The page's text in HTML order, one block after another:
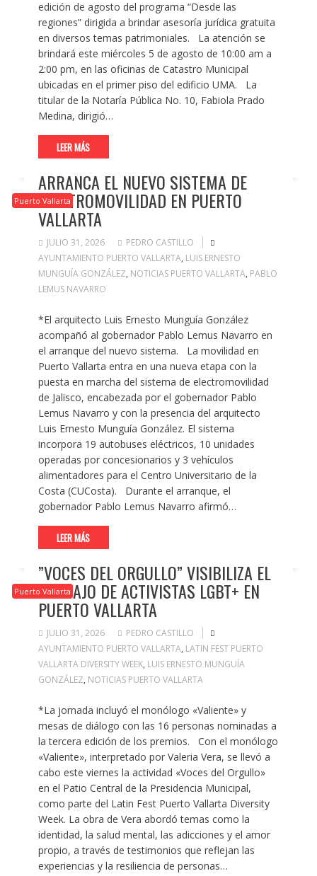
edición de agosto del programa “Desde las
regiones” dirigida a brindar asesoría jurídica gratuita
en diversos temas patrimoniales. La atención se
brindará este miércoles 5 de agosto de 10:00 am a
2:00 pm, en las oficinas de Catastro Municipal
ubicadas en el primer piso del edificio UMA. La
titular de la Notaría Pública No. 10, Fabiola Prado
Medina, dirigió…
LEER MÁS
Puerto Vallarta
ARRANCA EL NUEVO SISTEMA DE
ELECTROMOVILIDAD EN PUERTO
VALLARTA
JULIO 31, 2026
PEDRO CASTILLO
AYUNTAMIENTO PUERTO VALLARTA, LUIS ERNESTO
MUNGUÍA GONZÁLEZ, NOTICIAS PUERTO VALLARTA, PABLO
LEMUS NAVARRO
*El arquitecto Luis Ernesto Munguía González
acompañó al gobernador Pablo Lemus Navarro en
el arranque del nuevo sistema. La movilidad en
Puerto Vallarta entra en una nueva etapa con la
puesta en marcha del sistema de electromovilidad
de Jalisco, encabezada por el gobernador Pablo
Lemus Navarro y con la presencia del arquitecto
Luis Ernesto Munguía González. El sistema
incorpora 19 autobuses eléctricos, 10 unidades
operadas por concesionarios y 3 vehículos
alimentadores para el Centro Universitario de la
Costa (CUCosta). Durante el arranque, el
gobernador Pablo Lemus Navarro afirmó…
LEER MÁS
Puerto Vallarta
”VOCES DEL ORGULLO” VISIBILIZA EL
TRABAJO DE ACTIVISTAS LGBT+ EN
PUERTO VALLARTA
JULIO 31, 2026
PEDRO CASTILLO
AYUNTAMIENTO PUERTO VALLARTA, LATIN FEST PUERTO
VALLARTA DIVERSITY WEEK, LUIS ERNESTO MUNGUÍA
GONZÁLEZ, NOTICIAS PUERTO VALLARTA
*La jornada incluyó el monólogo «Valiente» y
mesas de diálogo con las 16 personas nominadas a
la tercera edición de los premios. Con el monólogo
«Valiente», interpretado por Valeria Vera, se llevó a
cabo este viernes la actividad «Voces del Orgullo»
en el Patio Central de la Presidencia Municipal,
como parte del Latin Fest Puerto Vallarta Diversity
Week. La obra de Vera abordó temas como la
identidad, la salud mental, las adicciones y el amor
propio, a través de testimonios que reflejan las
experiencias y la resiliencia de personas…